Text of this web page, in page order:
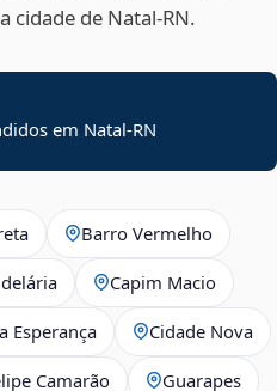
cidade de Natal‑RN.
em Natal-RN
Barro Vermelho
Capim Macio
Esperança Cidade Nova
Camarão Guarapes